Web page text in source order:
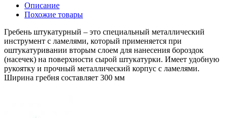
Описание
Похожие товары
Гребень штукатурный – это специальный металлический
инструмент с ламелями, который применяется при
оштукатуривании вторым слоем для нанесения бороздок
(насечек) на поверхности сырой штукатурки. Имеет удобную
рукоятку и прочный металлический корпус с ламелями.
Ширина гребня составляет 300 мм